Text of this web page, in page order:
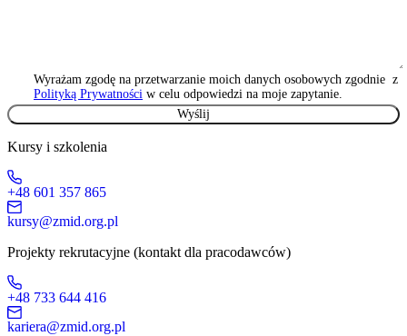
Wyrażam zgodę na przetwarzanie moich danych osobowych zgodnie z
Polityką Prywatności w celu odpowiedzi na moje zapytanie.
Kursy i szkolenia
+48 601 357 865
kursy@zmid.org.pl
Projekty rekrutacyjne (kontakt dla pracodawców)
+48 733 644 416
kariera@zmid.org.pl